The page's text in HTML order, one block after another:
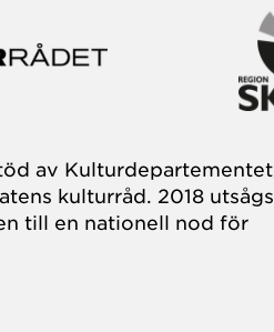
av Kulturdepartementet,
kulturråd. 2018 utsågs
till en nationell nod för